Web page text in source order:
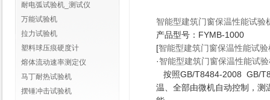
耐电弧试验机_测试仪
万能试验机
拉力试验机
塑料球压痕硬度计
熔体流动速率测定仪
马丁耐热试验机
摆锤冲击试验机
智能型建筑门窗保温性能试验
产品型号：FYMB-1000
[智能型建筑门窗保温性能试验
·智能型建筑门窗保温性能试
按照GB/T8484-2008 GB/
温、全部由微机自动控制，测